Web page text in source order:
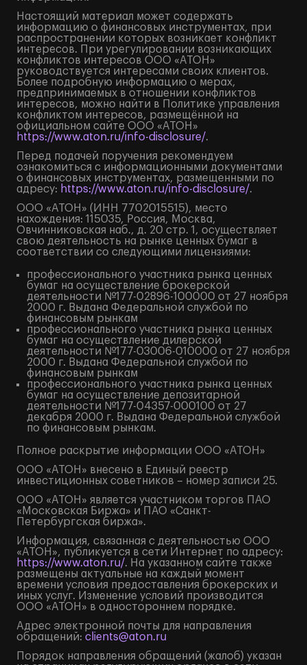
Настоящий материал может содержать
информацию о финансовых инструментах, при
распространении которых возникает конфликт
интересов. При урегулировании возникающих
конфликтов интересов ООО «АТОН»
руководствуется интересами своих клиентов.
Более подробную информацию о мерах,
предпринимаемых в отношении конфликтов
интересов, можно найти в Политике управления
конфликтом интересов, размещённой на
официальном сайте ООО «АТОН»
https://www.aton.ru/info-disclosure/.
Перед подачей поручения рекомендуем
ознакомиться с информационными документами
о финансовых инструментах, размещенными по
адресу: https://www.aton.ru/info-disclosure/.
ООО «АТОН» (ИНН 7702015515), место
нахождения: 115035, Россия, Москва,
Овчинниковская наб., д. 20 стр. 1, осуществляет
свою деятельность на рынке ценных бумаг в
соответствии со следующими лицензиями:
профессионального участника рынка ценных
бумаг на осуществление брокерской
деятельности №177-02896-100000 от 27 ноября
2000 г. Выдана Федеральной службой по
финансовым рынкам
профессионального участника рынка ценных
бумаг на осуществление дилерской
деятельности №177-03006-010000 от 27 ноября
2000 г. Выдана Федеральной службой по
финансовым рынкам
профессионального участника рынка ценных
бумаг на осуществление депозитарной
деятельности №177-04357-000100 от 27
декабря 2000 г. Выдана Федеральной службой
по финансовым рынкам.
Полное раскрытие информации ООО «АТОН»
ООО «АТОН» внесено в Единый реестр
инвестиционных советников – номер записи 25.
ООО «АТОН» является участником торгов ПАО
«Московская Биржа» и ПАО «Санкт-
Петербургская биржа».
Информация, связанная с деятельностью ООО
«АТОН», публикуется в сети Интернет по адресу:
https://www.aton.ru/. На указанном сайте также
размещены актуальные на каждый момент
времени условия предоставления брокерских и
иных услуг. Изменение условий производится
ООО «АТОН» в одностороннем порядке.
Адрес электронной почты для направления
обращений: clients@aton.ru
Порядок направления обращений (жалоб) указан